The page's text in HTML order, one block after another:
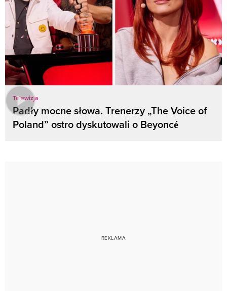
Telewizja
Padły mocne słowa. Trenerzy „The Voice of
Poland” ostro dyskutowali o Beyoncé